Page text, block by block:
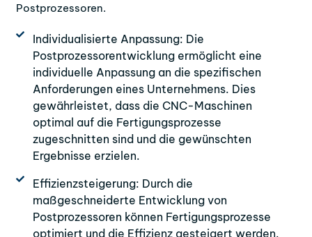
Postprozessoren.
Individualisierte Anpassung: Die
Postprozessorentwicklung ermöglicht eine
individuelle Anpassung an die spezifischen
Anforderungen eines Unternehmens. Dies
gewährleistet, dass die CNC-Maschinen
optimal auf die Fertigungsprozesse
zugeschnitten sind und die gewünschten
Ergebnisse erzielen.
Effizienzsteigerung: Durch die
maßgeschneiderte Entwicklung von
Postprozessoren können Fertigungsprozesse
optimiert und die Effizienz gesteigert werden.